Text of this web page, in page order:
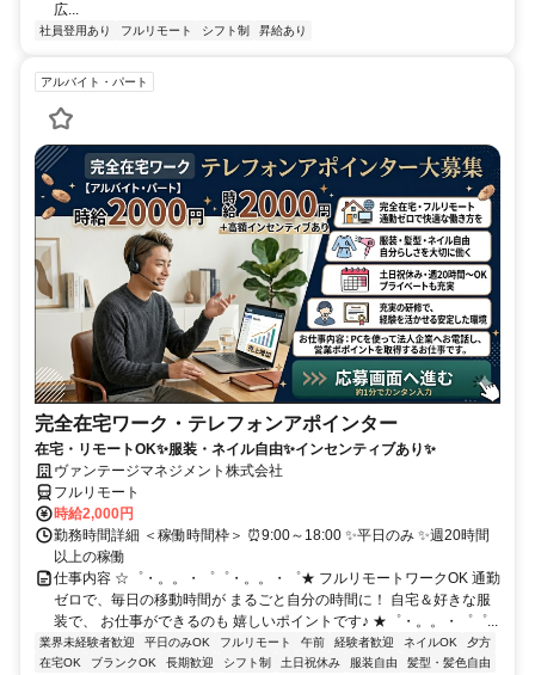
広...
社員登用あり フルリモート シフト制 昇給あり
アルバイト・パート
完全在宅ワーク・テレフォンアポインター
在宅・リモートOK✨服装・ネイル自由✨インセンティブあり✨
ヴァンテージマネジメント株式会社
フルリモート
時給2,000円
勤務時間詳細 ＜稼働時間枠＞ ⏰9:00～18:00 ✨平日のみ ✨週20時間
以上の稼働
仕事内容 ☆゜・。。・゜゜・。。・゜★ フルリモートワークOK 通勤
ゼロで、毎日の移動時間が まるごと自分の時間に！ 自宅＆好きな服
装で、 お仕事ができるのも 嬉しいポイントです♪ ★゜・。。・゜゜...
業界未経験者歓迎 平日のみOK フルリモート 午前 経験者歓迎 ネイルOK
夕方
在宅OK
ブランクOK 長期歓迎 シフト制 土日祝休み 服装自由 髪型・髪色自由